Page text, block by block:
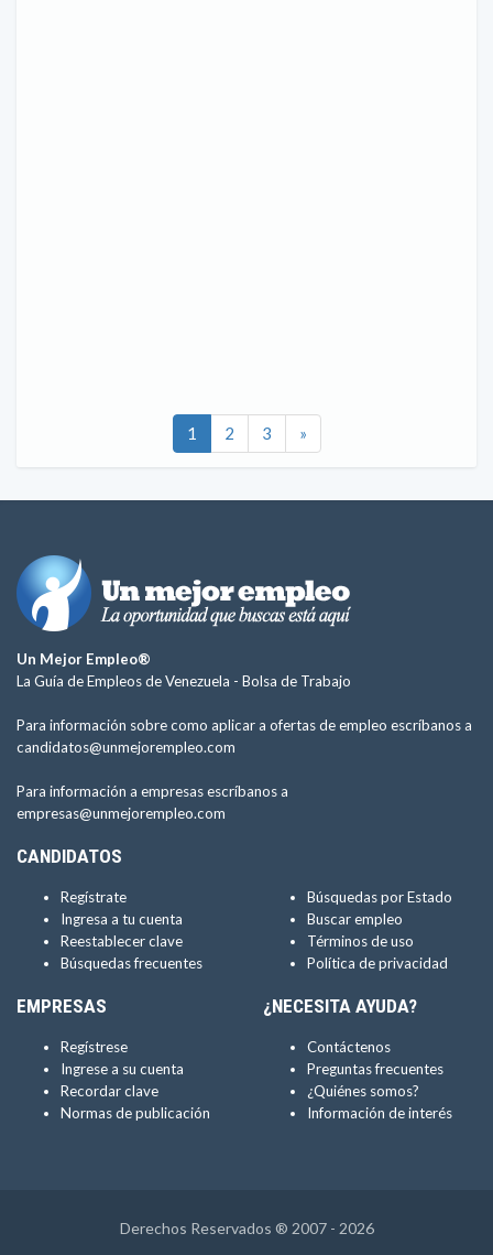
1 2 3 »
Un Mejor Empleo®
La Guía de Empleos de Venezuela - Bolsa de Trabajo
Para información sobre como aplicar a ofertas de empleo escríbanos a
candidatos@unmejorempleo.com
Para información a empresas escríbanos a
empresas@unmejorempleo.com
CANDIDATOS
Regístrate
Ingresa a tu cuenta
Reestablecer clave
Búsquedas frecuentes
Búsquedas por Estado
Buscar empleo
Términos de uso
Política de privacidad
EMPRESAS
Regístrese
Ingrese a su cuenta
Recordar clave
Normas de publicación
¿NECESITA AYUDA?
Contáctenos
Preguntas frecuentes
¿Quiénes somos?
Información de interés
Derechos Reservados ® 2007 - 2026